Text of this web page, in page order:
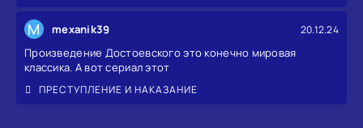
M mexanik39 20.12.24
Произведение Достоевского это конечно мировая
классика. А вот сериал этот
ПРЕСТУПЛЕНИЕ И НАКАЗАНИЕ